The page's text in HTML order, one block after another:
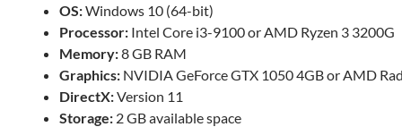
OS:Windows 10 (64-bit)
Processor: Intel Core i3-9100 or AMD Ryzen 3 3200G
Memory:8 GB RAM
Graphics: NVIDIA GeForce GTX 1050 4GB or AMD
DirectX:Version 11
Storage: 2 GB available space